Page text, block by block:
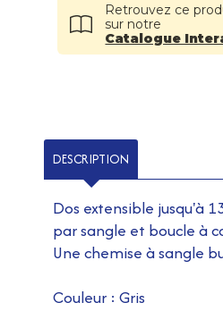
Retrouvez ce
sur notre
Catalogue
DESCRIPTION
Dos extensible jusqu'à
par sangle et boucle à
Une chemise à sangle
Couleur : Gris